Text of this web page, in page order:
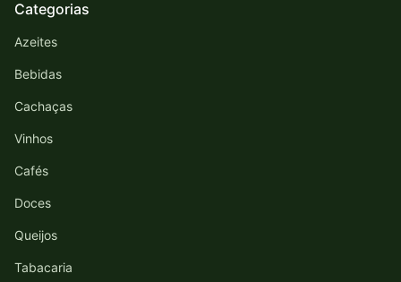
Categorias
Azeites
Bebidas
Cachaças
Vinhos
Cafés
Doces
Queijos
Tabacaria